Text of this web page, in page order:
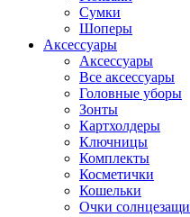
Сумки
Шоперы
Аксессуары
Аксессуары
Все аксессуары
Головные уборы
Зонты
Картхолдеры
Ключницы
Комплекты
Косметички
Кошельки
Очки